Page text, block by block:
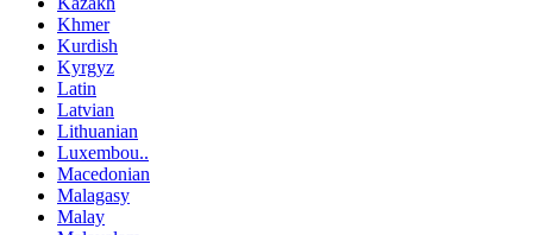
Khmer
Kurdish
Kyrgyz
Latin
Latvian
Lithuanian
Luxembou..
Macedonian
Malagasy
Malay